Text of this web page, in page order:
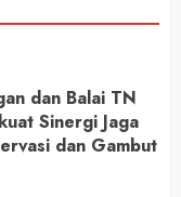
dan Balai TN
Sinergi Jaga
dan Gambut